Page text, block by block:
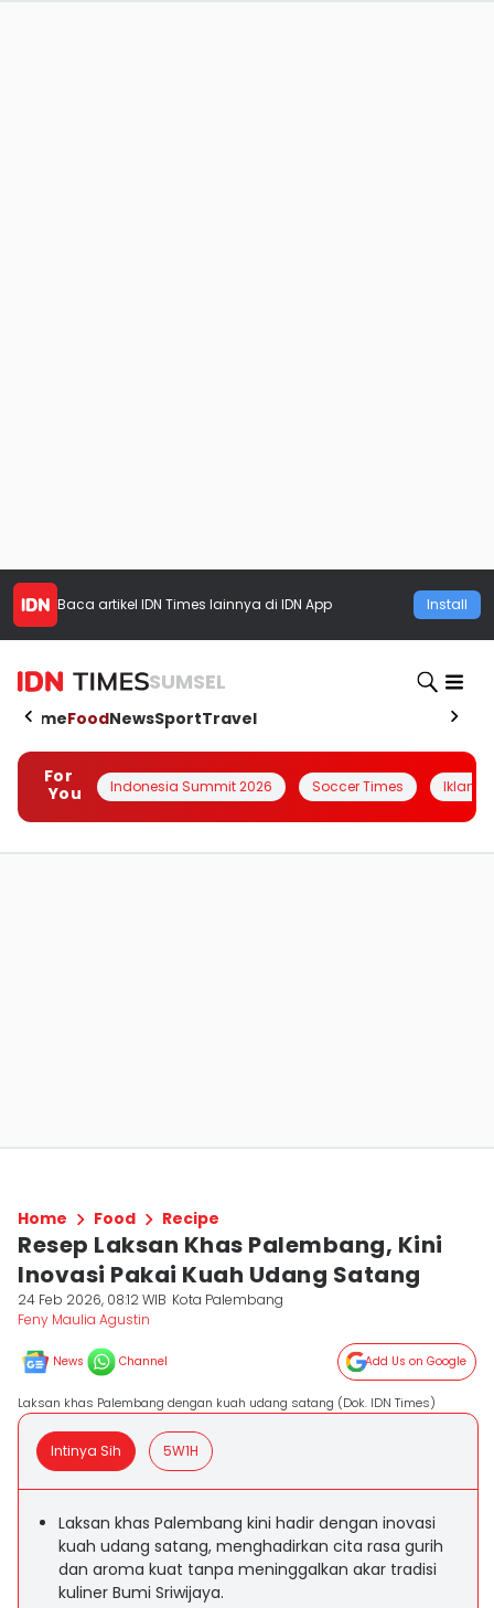
Baca artikel IDN Times lainnya di IDN App Install
SUMSEL
HomeFoodNewsSportTravel
For
You
Indonesia Summit 2026 Soccer Times Iklanin
Home Food Recipe
Resep Laksan Khas Palembang, Kini
Inovasi Pakai Kuah Udang Satang
24 Feb 2026, 08:12 WIB Kota Palembang
Feny Maulia Agustin
News Channel Add Us on Google
Laksan khas Palembang dengan kuah udang satang (Dok. IDN Times)
Intinya Sih 5W1H
Laksan khas Palembang kini hadir dengan inovasi
kuah udang satang, menghadirkan cita rasa gurih
dan aroma kuat tanpa meninggalkan akar tradisi
kuliner Bumi Sriwijaya.